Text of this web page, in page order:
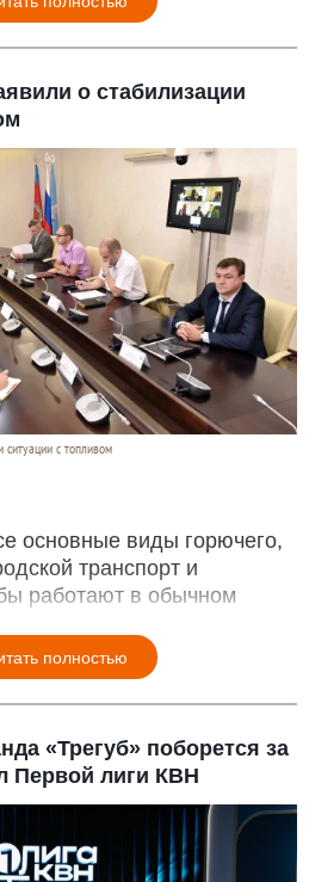
о стабилизации
ситуации с топливом
основные виды горючего,
транспорт и
работают в обычном
полностью
«Трегуб» поборется за
Первой лиги КВН